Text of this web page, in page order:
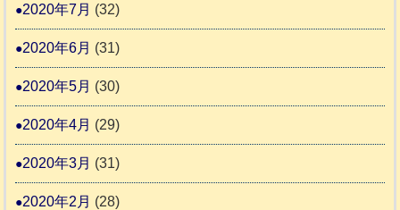
2020年7月 (32)
2020年6月 (31)
2020年5月 (30)
2020年4月 (29)
2020年3月 (31)
2020年2月 (28)